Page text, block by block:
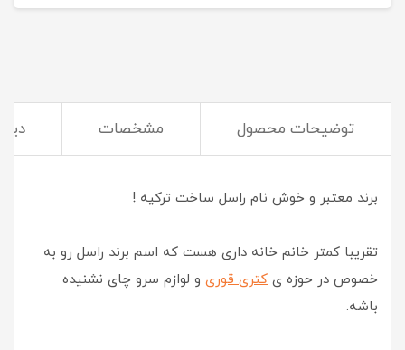
توضیحات محصول مشخصات
نقد و بررسی
برند معتبر و خوش نام راسل ساخت ترکیه !
تقریبا کمتر خانم خانه داری هست که اسم برند راسل رو به
خصوص در حوزه ی کتری قوری و لوازم سرو چای نشنیده
باشه.